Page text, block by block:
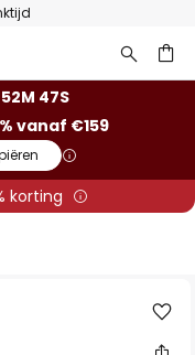
46S
vanaf €159
korting